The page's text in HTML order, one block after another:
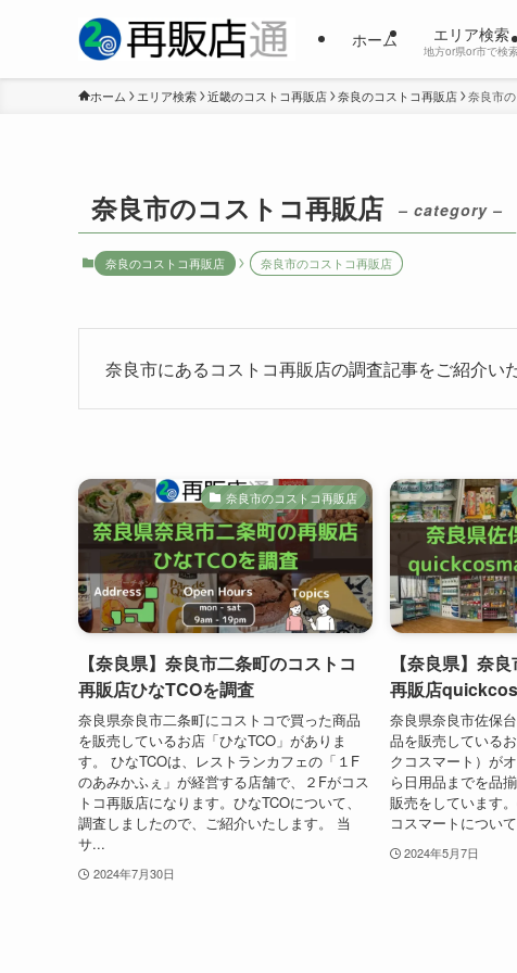
ホーム エリア検索
地方or県or市で検
ホーム エリア検索 近畿のコストコ再販店 奈良のコストコ再販店 奈良市
奈良市のコストコ再販店 – category –
奈良のコストコ再販店 奈良市のコストコ再販店
奈良市にあるコストコ再販店の調査記事をご紹介い
奈良市のコストコ再販店
【奈良県】奈良市二条町のコストコ
再販店ひなTCOを調査
奈良県奈良市二条町にコストコで買った商品
を販売しているお店「ひなTCO」がありま
す。 ひなTCOは、レストランカフェの「１F
のあみかふぇ」が経営する店舗で、２Fがコス
トコ再販店になります。ひなTCOについて、
調査しましたので、ご紹介いたします。 当
サ...
2024年7月30日
【奈良県】奈
再販店
奈良県奈良市佐保
品を販売している
クコスマート）が
ら日用品までを品
販売をしています
コスマートについ
2024年5月7日